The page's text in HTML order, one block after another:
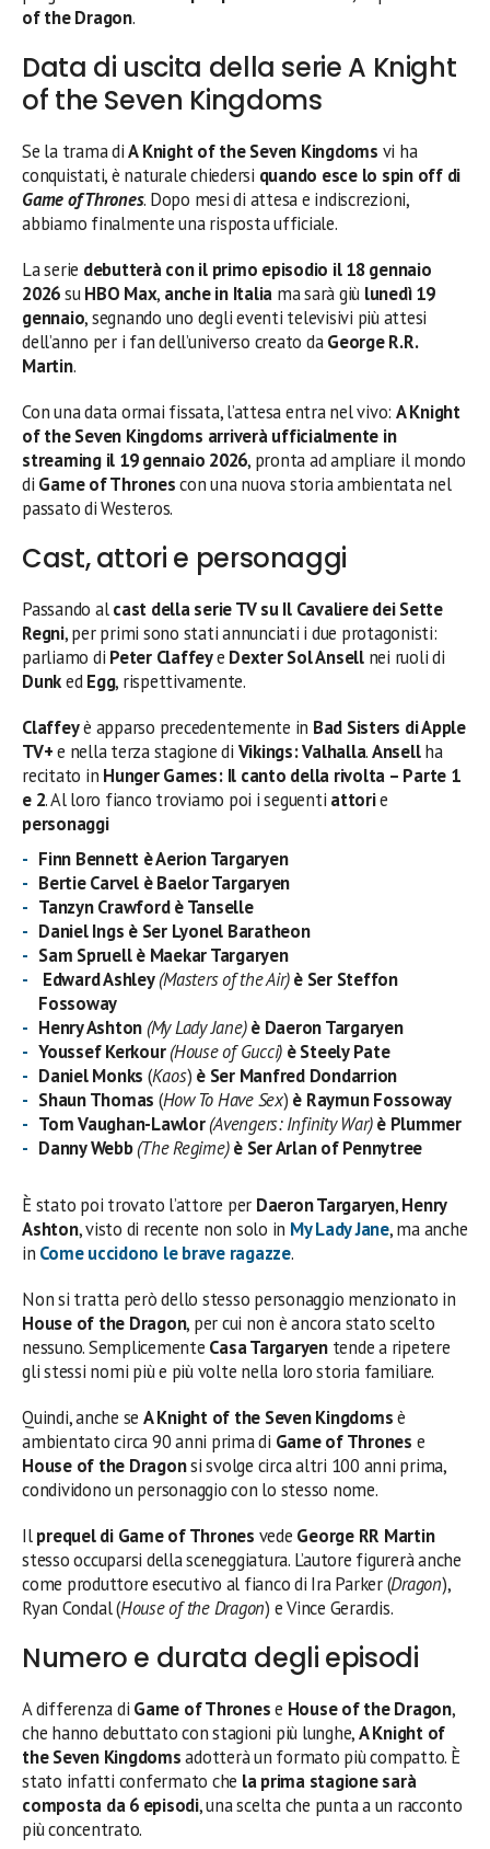
of the Dragon.
Data di uscita della serie A Knight
of the Seven Kingdoms
Se la trama diA Knight of the Seven Kingdoms vi ha
conquistati, è naturale chiedersi quando esce lo spin off di
Game of Thrones. Dopo mesi di attesa e indiscrezioni,
abbiamo finalmente una risposta ufficiale.
La serie debutterà con il primo episodio il 18 gennaio
2026suHBO Max, anche in Italia ma sarà giù lunedì 19
gennaio, segnando uno degli eventi televisivi più attesi
dell’anno per i fan dell’universo creato daGeorge R.R.
Martin.
Con una data ormai fissata, l’attesa entra nel vivo: A Knight
of the Seven Kingdoms arriverà ufficialmente in
streaming il 19 gennaio 2026, pronta ad ampliare il mondo
di Game of Thronescon una nuova storia ambientata nel
passato di Westeros.
Cast, attori e personaggi
Passando alcast della serie TV su Il Cavaliere dei Sette
Regni, per primi sono stati annunciati i due protagonisti:
parliamo di Peter Claffeye Dexter Sol Ansell nei ruoli di
DunkedEgg, rispettivamente.
Claffeyè apparso precedentemente in Bad Sisters di Apple
TV+e nella terza stagione di Vikings: Valhalla.Ansellha
recitato in Hunger Games: Il canto della rivolta – Parte 1
e 2. Al loro fianco troviamo poi i seguenti attorie
personaggi
Finn Bennett è Aerion Targaryen
Bertie Carvel è Baelor Targaryen
Tanzyn Crawford è Tanselle
Daniel Ings è Ser Lyonel Baratheon
Sam Spruell è Maekar Targaryen
Edward Ashley (Masters of the Air) è Ser Steffon
Fossoway
Henry Ashton (My Lady Jane) è Daeron Targaryen
Youssef Kerkour (House of Gucci) è Steely Pate
Daniel Monks (Kaos) è Ser Manfred Dondarrion
Shaun Thomas (How To Have Sex) è Raymun Fossoway
Tom Vaughan-Lawlor (Avengers: Infinity War) è Plummer
Danny Webb(The Regime) è Ser Arlan of Pennytree
È stato poi trovato l’attore per Daeron Targaryen,Henry
Ashton, visto di recente non solo in My Lady Jane, ma anche
in Come uccidono le brave ragazze.
Non si tratta però dello stesso personaggio menzionato in
House of the Dragon, per cui non è ancora stato scelto
nessuno. Semplicemente Casa Targaryentende a ripetere
gli stessi nomi più e più volte nella loro storia familiare.
Quindi, anche se A Knight of the Seven Kingdomsè
ambientato circa 90 anni prima di Game of Thrones e
House of the Dragonsi svolge circa altri 100 anni prima,
condividono un personaggio con lo stesso nome.
Ilprequel di Game of Thrones vede George RR Martin
stesso occuparsi della sceneggiatura. L’autore figurerà anche
come produttore esecutivo al fianco di Ira Parker (Dragon),
Ryan Condal (House of the Dragon) e Vince Gerardis.
Numero e durata degli episodi
A differenza di Game of Thronese House of the Dragon,
che hanno debuttato con stagioni più lunghe,A Knight of
the Seven Kingdomsadotterà un formato più compatto. È
stato infatti confermato che la prima stagione sarà
composta da 6 episodi, una scelta che punta a un racconto
più concentrato.